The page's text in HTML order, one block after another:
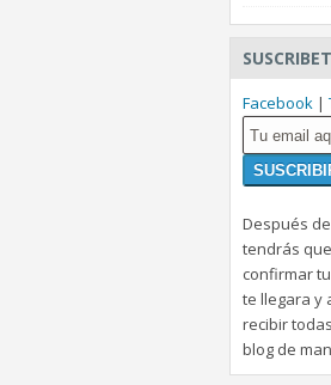
Facebook |
Después
tendrás
confirmar
te llegara y
recibir
blog de